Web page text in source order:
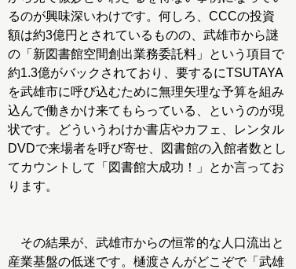
るのが興味深いわけです。何しろ、CCCの投資
額は約3億円とされているものの、武雄市から謎
の「新図書館空間創出業務委託料」という項目で
約1.3億がバックされており、要するにTSUTAYA
を武雄市に呼び込むために無理矢理な予算を組み
込んで働きかけ来てもらっている、というのが現
状です。どういうわけか書店やカフェ、レンタル
DVDで来場者を呼び寄せ、図書館の入館者数とし
てカウントして「図書館大成功！」とか言ってお
ります。
その結果が、武雄市からの恒常的な人口流出と
産業基盤の低迷です。樋渡さんがどこぞで「武雄